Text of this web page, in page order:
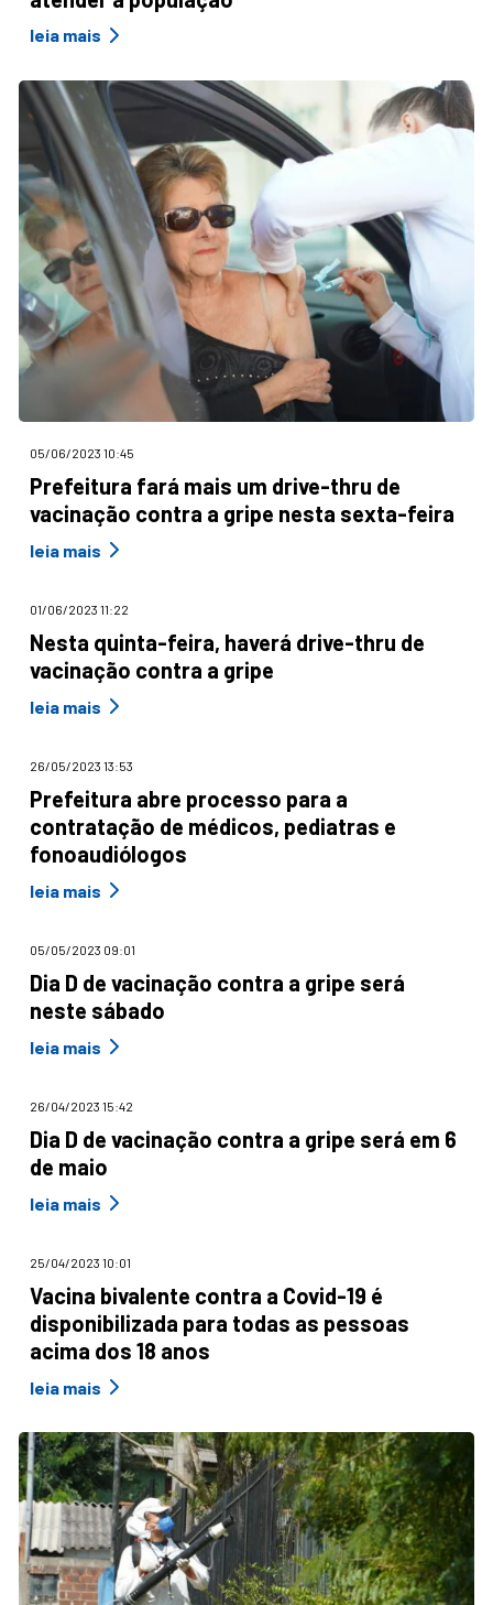
leia mais
05/06/2023 10:45
Prefeitura fará mais um drive-thru de
vacinação contra a gripe nesta sexta-feira
leia mais
01/06/2023 11:22
Nesta quinta-feira, haverá drive-thru de
vacinação contra a gripe
leia mais
26/05/2023 13:53
Prefeitura abre processo para a
contratação de médicos, pediatras e
fonoaudiólogos
leia mais
05/05/2023 09:01
Dia D de vacinação contra a gripe será
neste sábado
leia mais
26/04/2023 15:42
Dia D de vacinação contra a gripe será em 6
de maio
leia mais
25/04/2023 10:01
Vacina bivalente contra a Covid-19 é
disponibilizada para todas as pessoas
acima dos 18 anos
leia mais